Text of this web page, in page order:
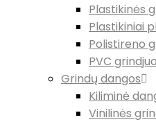
Plastikinės
Plastikiniai
Polistireno
PVC
Grindų dangos
Kiliminė
Vinilinės